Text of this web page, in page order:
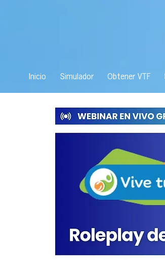
Inicio Simulador Obtener VTF